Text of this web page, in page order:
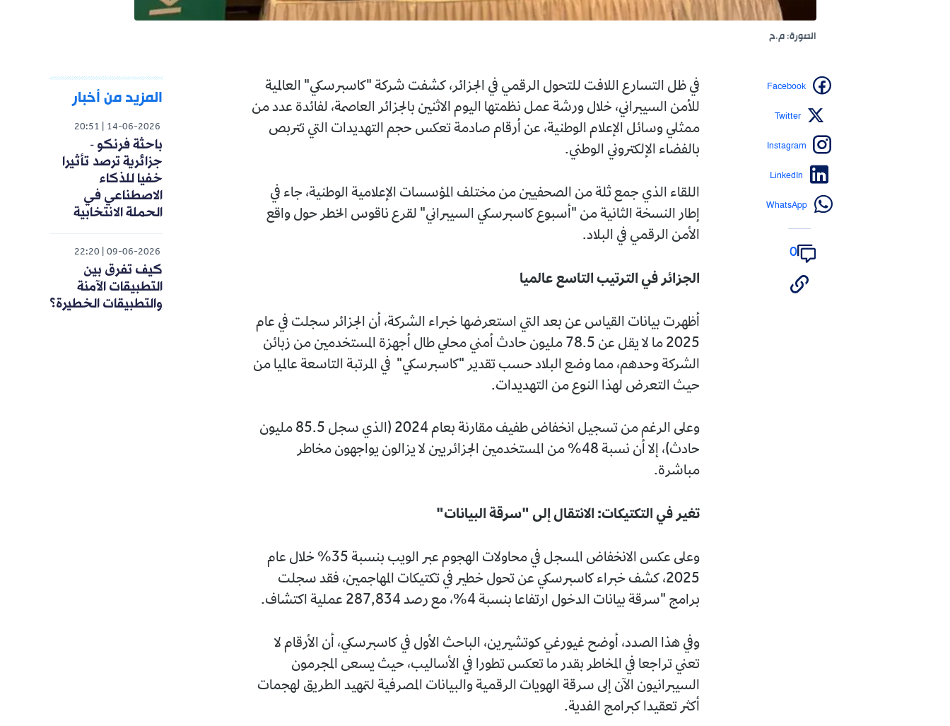
الصورة: م.ح
في ظل التسارع اللافت للتحول الرقمي في الجزائر، كشفت شركة "كاسبرسكي" العالمية
للأمن السيبراني، خلال ورشة عمل نظمتها اليوم الاثنين بالجزائر العاصمة، لفائدة عدد من
ممثلي وسائل الإعلام الوطنية، عن أرقام صادمة تعكس حجم التهديدات التي تتربص
بالفضاء الإلكتروني الوطني.
اللقاء الذي جمع ثلة من الصحفيين من مختلف المؤسسات الإعلامية الوطنية، جاء في
إطار النسخة الثانية من "أسبوع كاسبرسكي السيبراني" لقرع ناقوس الخطر حول واقع
الأمن الرقمي في البلاد.
الجزائر في الترتيب التاسع عالميا
أظهرت بيانات القياس عن بعد التي استعرضها خبراء الشركة، أن الجزائر سجلت في عام
2025 ما لا يقل عن 78.5 مليون حادث أمني محلي طال أجهزة المستخدمين من زبائن
الشركة وحدهم، مما وضع البلاد حسب تقدير "كاسبرسكي" في المرتبة التاسعة عالميا من
حيث التعرض لهذا النوع من التهديدات.
وعلى الرغم من تسجيل انخفاض طفيف مقارنة بعام 2024 (الذي سجل 85.5 مليون
حادث)، إلا أن نسبة 48% من المستخدمين الجزائريين لا يزالون يواجهون مخاطر
مباشرة.
تغير في التكتيكات: الانتقال إلى "سرقة البيانات"
وعلى عكس الانخفاض المسجل في محاولات الهجوم عبر الويب بنسبة 35% خلال عام
2025، كشف خبراء كاسبرسكي عن تحول خطير في تكتيكات المهاجمين، فقد سجلت
برامج "سرقة بيانات الدخول ارتفاعا بنسبة 4%، مع رصد 287,834 عملية اكتشاف.
وفي هذا الصدد، أوضح غيورغي كوتشيرين، الباحث الأول في كاسبرسكي، أن الأرقام لا
تعني تراجعا في المخاطر بقدر ما تعكس تطورا في الأساليب، حيث يسعى المجرمون
السيبرانيون الآن إلى سرقة الهويات الرقمية والبيانات المصرفية لتمهيد الطريق لهجمات
أكثر تعقيدا كبرامج الفدية.
Facebook
Twitter
Instagram
LinkedIn
WhatsApp
0
المزيد من أخبار
14-06-2026
20:51
باحثة فرنكو -
جزائرية ترصد تأثيرا
خفيا للذكاء
الاصطناعي في
الحملة الانتخابية
09-06-2026
22:20
كيف تفرق بين
التطبيقات الآمنة
والتطبيقات الخطيرة؟